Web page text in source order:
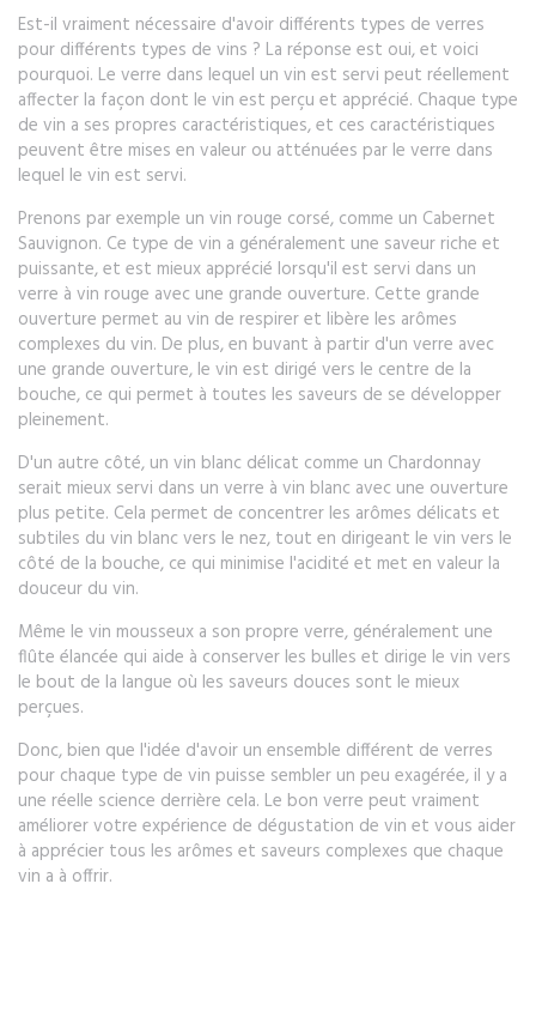
Est-il vraiment nécessaire d'avoir différents types de verres
pour différents types de vins ? La réponse est oui, et voici
pourquoi. Le verre dans lequel un vin est servi peut réellement
affecter la façon dont le vin est perçu et apprécié. Chaque type
de vin a ses propres caractéristiques, et ces caractéristiques
peuvent être mises en valeur ou atténuées par le verre dans
lequel le vin est servi.
Prenons par exemple un vin rouge corsé, comme un Cabernet
Sauvignon. Ce type de vin a généralement une saveur riche et
puissante, et est mieux apprécié lorsqu'il est servi dans un
verre à vin rouge avec une grande ouverture. Cette grande
ouverture permet au vin de respirer et libère les arômes
complexes du vin. De plus, en buvant à partir d'un verre avec
une grande ouverture, le vin est dirigé vers le centre de la
bouche, ce qui permet à toutes les saveurs de se développer
pleinement.
D'un autre côté, un vin blanc délicat comme un Chardonnay
serait mieux servi dans un verre à vin blanc avec une ouverture
plus petite. Cela permet de concentrer les arômes délicats et
subtiles du vin blanc vers le nez, tout en dirigeant le vin vers le
côté de la bouche, ce qui minimise l'acidité et met en valeur la
douceur du vin.
Même le vin mousseux a son propre verre, généralement une
flûte élancée qui aide à conserver les bulles et dirige le vin vers
le bout de la langue où les saveurs douces sont le mieux
perçues.
Donc, bien que l'idée d'avoir un ensemble différent de verres
pour chaque type de vin puisse sembler un peu exagérée, il y a
une réelle science derrière cela. Le bon verre peut vraiment
améliorer votre expérience de dégustation de vin et vous aider
à apprécier tous les arômes et saveurs complexes que chaque
vin a à offrir.